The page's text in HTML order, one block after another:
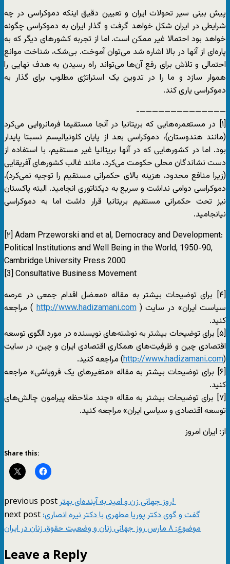
پیش بینی سیر تحولات ایران و تعیین دقیق اینکه دموکراسی در چه
شرایطی در ایران شکل خواهد گرفت و گذار ایران به دموکراسی چگونه
خواهد بود احتمالا غیر ممکن است. اما از تجربه کشورهای دیگر که به
پاره‌ای از آنها در بالا اشاره شد می‌توان آموخت. بی‌شک، شناخت موانع
احتمالی و تلاش برای رفع آن‌ها می‌تواند راه رسیدن به هدف نهایی را
هموار سازد و ما را در تدوین یک استراتژی مطلوب برای گذار به
دموکراسی یاری کند.
——————————————-
[۱] در مستعمره‌هایی که بریتانیا در آنجا مستقیما فرمانروایی می‌کرد
(مانند هندوستان)، دموکراسی بعد از پایان کلونیالیسم نسبتا پایدار
بود. اما در کشورهایی که در آنها بریتانیا غیر مستقیم، با استفاده از
دست نشاندگان محلی حکومت می‌کرد، مانند غالب کشورهای آفریقایی
(زیرا منافع محدود، هزینه بالای حکمرانی مستقیم را توجیه نمی‌کرد)،
دموکراسی دوامی نداشت و سریع به دیکتاتوری انجامید. البته پاکستان
نیز تحت حکمرانی مستقیم بریتانیا قرار داشت اما به دموکراسی
نیانجامید.
[۲] Adam Przeworski and et al, Democracy and Development:
Political Institutions and Well Being in the World, 1950-90,
Cambridge University Press 2000
[3] Consultative Business Movement
[۴] برای توضیحات بیشتر به مقاله «معضل اقدام جمعی در عرصه
سیاست ایران» در سایت (http://www.hadizamani.com) مراجعه
کنید.
[۵] برای توضیحات بیشتر به نوشته‌های نویسنده در مورد الگوی توسعه
اقتصادی چین و ظرفیت‌های همکاری اقتصادی ایران و چین، در سایت
(
http://www.hadizamani.com) مراجعه کنید. ‌
[۶] برای توضیحات بیشتر به مقاله «متغیرهای یک فروپاشی» مراجعه
کنید.
[۷] برای توضیحات بیشتر به مقاله «چند ملاحظه پیرامون چالش‌های
توسعه اقتصادی و سیاسی ایران» مراجعه کنید.
از: ایران امروز
Share this:
previous post روز جهانی زن و امید به آینده‌ای بهتر!
next postگفت و گوی دکتر پوریا مطهری با دکتر نیره انصاری؛
موضوع: ۸ مارس روز جهانی زنان و وضعیت حقوق زنان در ایران
Leave a Reply